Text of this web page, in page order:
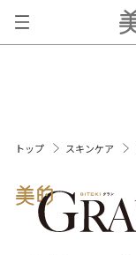
トップ スキンケア